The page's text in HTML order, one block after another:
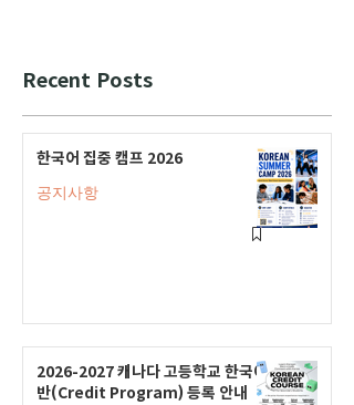
Recent Posts
한국어 집중 캠프 2026
공지사항
2026-2027 캐나다 고등학교 한국어
반(Credit Program) 등록 안내